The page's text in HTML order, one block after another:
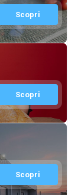
Scopri
Scopri
Scopri